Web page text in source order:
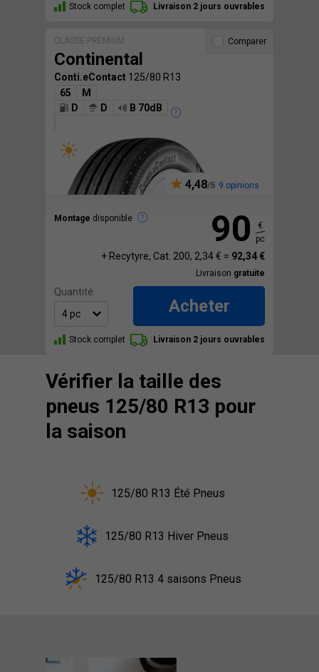
Stock complet Livraison 2 jours ouvrables
CLASSE PREMIUM
Continental
Conti.eContact 125/80 R13
65
M
D
D B 70dB
4,48 9 opinions
Montage disponible
Comparer
90
€
pc
+ Recytyre, Cat. 200, 2,34 € = 92,34 €
Livraison gratuite
Quantité:
Acheter
Stock complet Livraison 2 jours ouvrables
Vérifier la taille des
pneus 125/80 R13 pour
la saison
125/80 R13 Été Pneus
125/80 R13 Hiver Pneus
125/80 R13 4 saisons Pneus